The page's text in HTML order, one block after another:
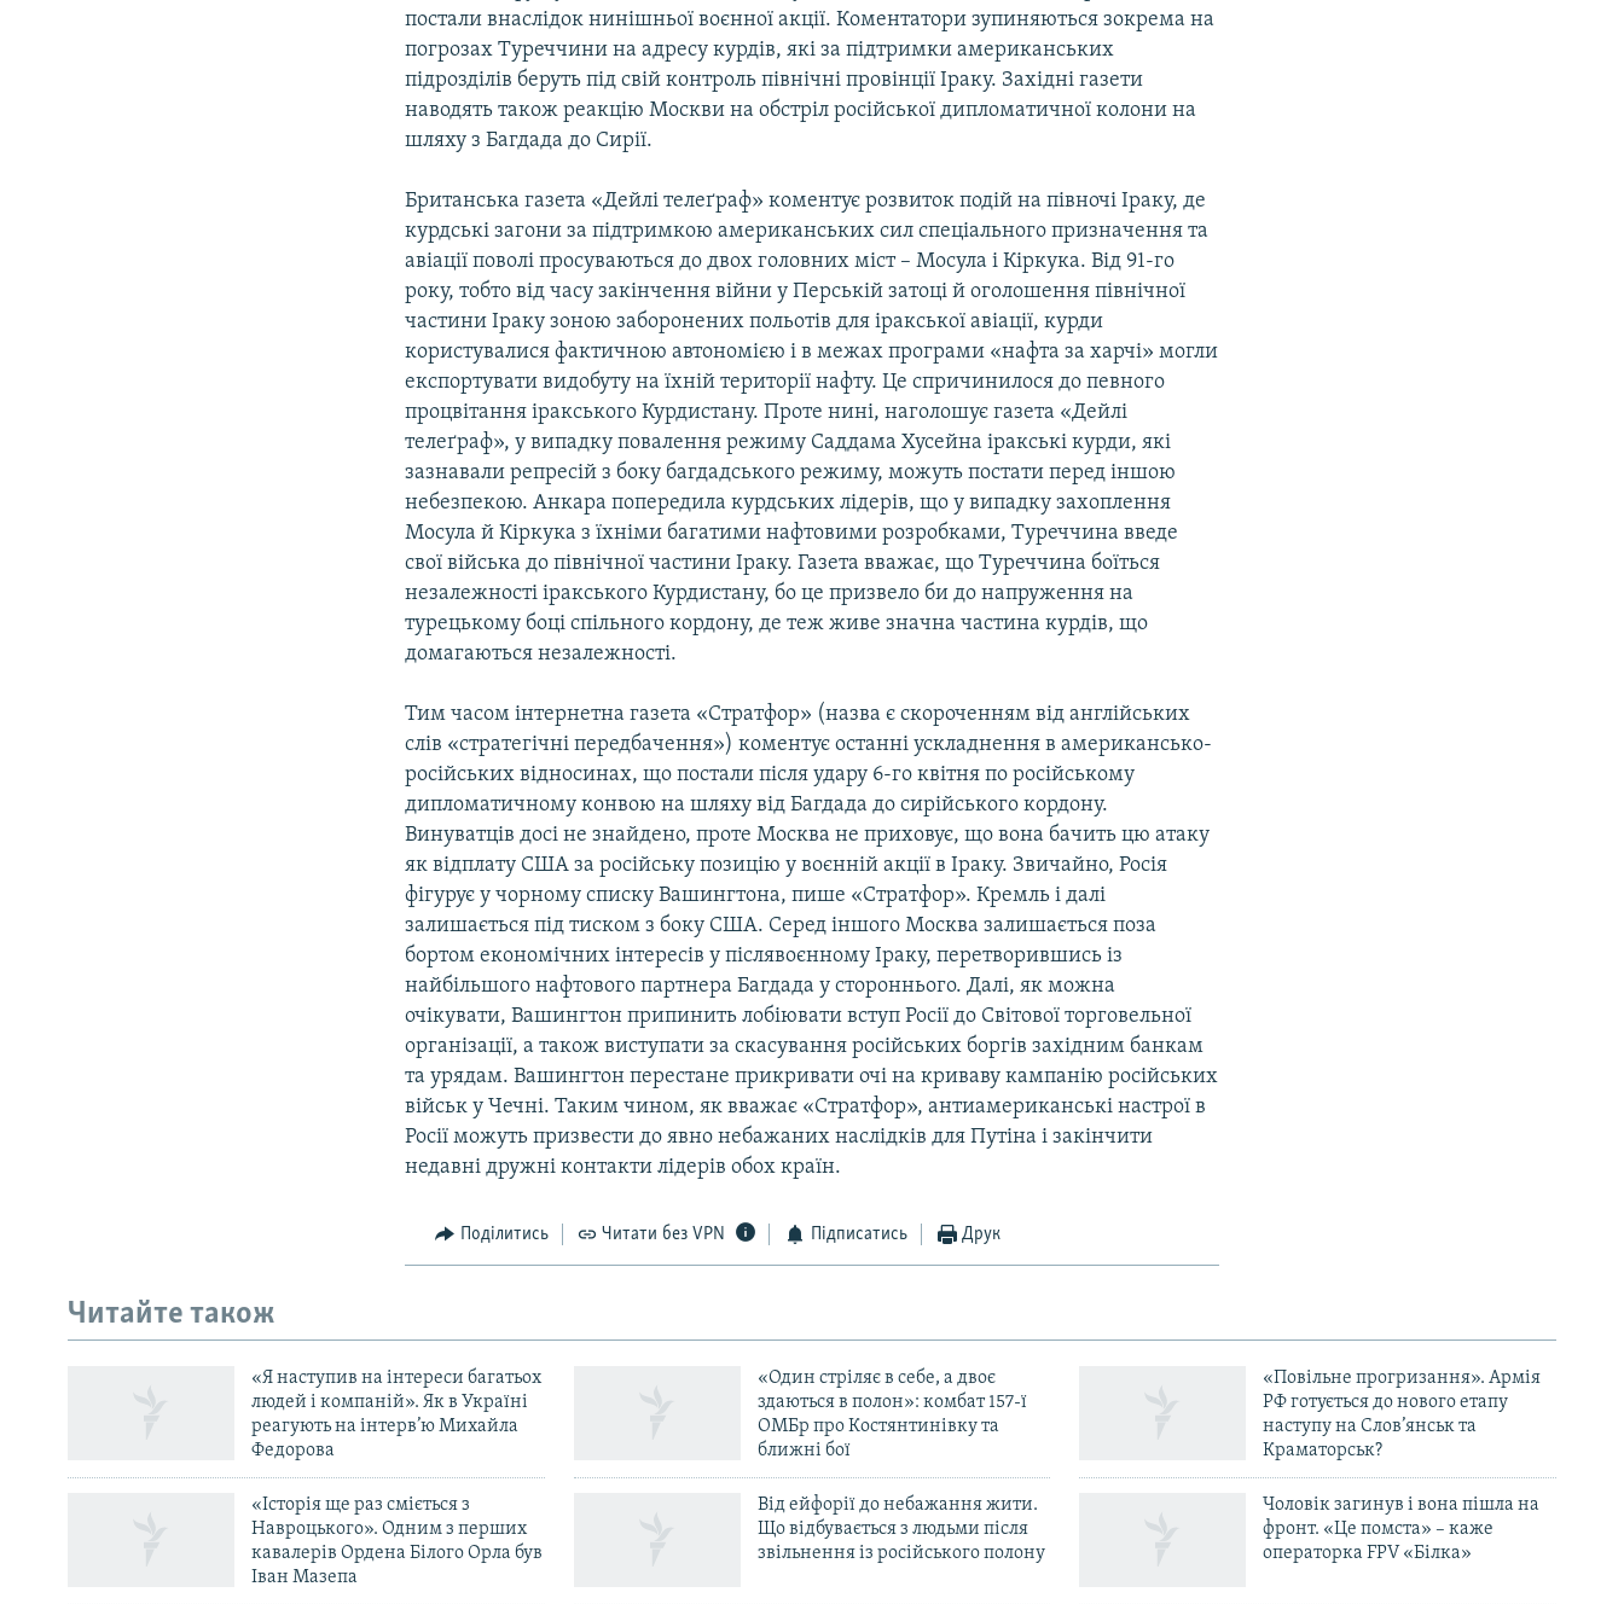
постали внаслідок нинішньої воєнної акції. Коментатори зупиняються зокрема на
погрозах Туреччини на адресу курдів, які за підтримки американських
підрозділів беруть під свій контроль північні провінції Іраку. Західні газети
наводять також реакцію Москви на обстріл російської дипломатичної колони на
шляху з Багдада до Сирії.
Британська газета «Дейлі телеґраф» коментує розвиток подій на півночі Іраку, де
курдські загони за підтримкою американських сил спеціального призначення та
авіації поволі просуваються до двох головних міст – Мосула і Кіркука. Від 91-го
року, тобто від часу закінчення війни у Перській затоці й оголошення північної
частини Іраку зоною заборонених польотів для іракської авіації, курди
користувалися фактичною автономією і в межах програми «нафта за харчі» могли
експортувати видобуту на їхній території нафту. Це спричинилося до певного
процвітання іракського Курдистану. Проте нині, наголошує газета «Дейлі
телеґраф», у випадку повалення режиму Саддама Хусейна іракські курди, які
зазнавали репресій з боку багдадського режиму, можуть постати перед іншою
небезпекою. Анкара попередила курдських лідерів, що у випадку захоплення
Мосула й Кіркука з їхніми багатими нафтовими розробками, Туреччина введе
свої війська до північної частини Іраку. Газета вважає, що Туреччина боїться
незалежності іракського Курдистану, бо це призвело би до напруження на
турецькому боці спільного кордону, де теж живе значна частина курдів, що
домагаються незалежності.
Тим часом інтернетна газета «Стратфор» (назва є скороченням від англійських
слів «стратегічні передбачення») коментує останні ускладнення в американсько-
російських відносинах, що постали після удару 6-го квітня по російському
дипломатичному конвою на шляху від Багдада до сирійського кордону.
Винуватців досі не знайдено, проте Москва не приховує, що вона бачить цю атаку
як відплату США за російську позицію у воєнній акції в Іраку. Звичайно, Росія
фігурує у чорному списку Вашингтона, пише «Стратфор». Кремль і далі
залишається під тиском з боку США. Серед іншого Москва залишається поза
бортом економічних інтересів у післявоєнному Іраку, перетворившись із
найбільшого нафтового партнера Багдада у стороннього. Далі, як можна
очікувати, Вашингтон припинить лобіювати вступ Росії до Світової торговельної
організації, а також виступати за скасування російських боргів західним банкам
та урядам. Вашингтон перестане прикривати очі на криваву кампанію російських
військ у Чечні. Таким чином, як вважає «Стратфор», антиамериканські настрої в
Росії можуть призвести до явно небажаних наслідків для Путіна і закінчити
недавні дружні контакти лідерів обох країн.
Поділитись Читати без VPN Підписатись Друк
Читайте також
«Я наступив на інтереси багатьох
людей і компаній». Як в Україні
реагують на інтерв’ю Михайла
Федорова
«Один стріляє в себе, а двоє
здаються в полон»: комбат 157-ї
ОМБр про Костянтинівку та
ближні бої
«Повільне прогризання». Армія
РФ готується до нового етапу
наступу на Слов’янськ та
Краматорськ?
«Історія ще раз сміється з
Навроцького». Одним з перших
кавалерів Ордена Білого Орла був
Іван Мазепа
Від ейфорії до небажання жити.
Що відбувається з людьми після
звільнення із російського полону
Чоловік загинув і вона пішла на
фронт. «Це помста» – каже
операторка FPV «Білка»